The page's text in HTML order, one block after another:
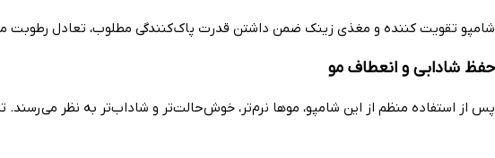
شامپو تقویت کننده و مغذی زینک ضمن داشتن قدرت پاک‌کنندگی مطلوب، تعادل رطوبت
حفظ شادابی و انعطاف مو
پس از استفاده منظم از این شامپو، موها نرم‌تر، خوش‌حالت‌تر و شاداب‌تر به نظر